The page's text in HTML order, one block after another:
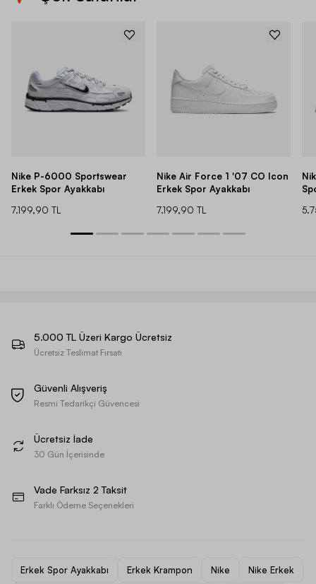
Nike P-6000 Sportswear
Erkek Spor Ayakkabı
7.199,90 TL
Nike Air Force 1 '07 CO Icon
Erkek Spor Ayakkabı
7.199,90 TL
5.000 TL Üzeri Kargo Ücretsiz
Ücretsiz Teslimat Fırsatı
Güvenli Alışveriş
Resmi Tedarikçi Güvencesi
Ücretsiz İade
30 Gün İçerisinde
Vade Farksız 2 Taksit
Farklı Ödeme Seçenekleri
Erkek Spor Ayakkabı Erkek Krampon Nike Nike Erkek